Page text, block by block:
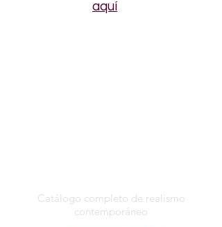
aquí
Catálogo completo de realismo
contemporáneo